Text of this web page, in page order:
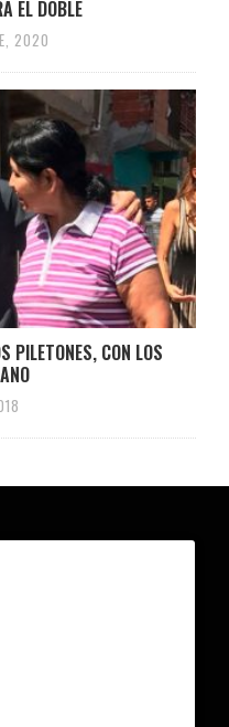
EL DOBLE
2020
PILETONES, CON LOS